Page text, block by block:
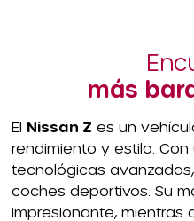
más
El Nissan Z es un
rendimiento y estilo.
tecnológicas
coches deportivos. Su
impresionante, mientras